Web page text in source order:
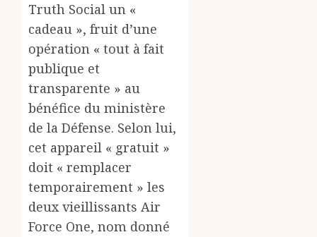
Truth Social un «
cadeau », fruit d’une
opération « tout à fait
publique et
transparente » au
bénéfice du ministère
de la Défense. Selon lui,
cet appareil « gratuit »
doit « remplacer
temporairement » les
deux vieillissants Air
Force One, nom donné